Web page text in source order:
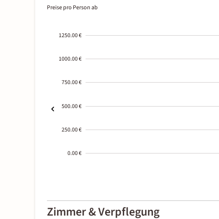
Preise pro Person ab
1250.00 €
1000.00 €
750.00 €
500.00 €
250.00 €
0.00 €
01-02
Zimmer & Verpflegung